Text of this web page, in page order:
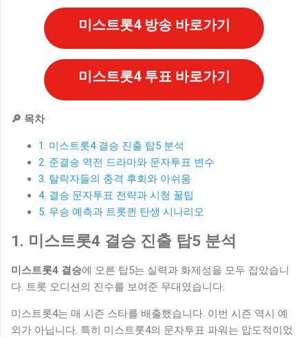
미스트롯4 방송 바로가기
미스트롯4 투표 바로가기
🔎 목차
1. 미스트롯4 결승 진출 탑5 분석
2. 준결승 역전 드라마와 문자투표 변수
3. 탈락자들의 충격 후회와 아쉬움
4. 결승 문자투표 전략과 시청 꿀팁
5. 우승 예측과 트롯퀸 탄생 시나리오
1. 미스트롯4 결승 진출 탑5 분석
미스트롯4 결승에 오른 탑5는 실력과 화제성을 모두 잡았습니
다. 트롯 오디션의 진수를 보여준 무대였습니다.
미스트롯4는 매 시즌 스타를 배출했습니다. 이번 시즌 역시 예
외가 아닙니다. 특히 미스트롯4의 문자투표 파워는 압도적이었